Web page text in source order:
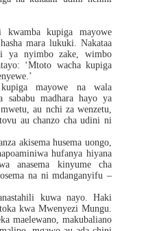
kwamba kupiga mayowe
mara lukuki. Nakataa
ya nyimbo zake, wimbo
‘Mtoto wacha kupiga
kupiga mayowe na wala
sababu madhara hayo ya
au nchi za wenzetu,
au chanzo cha udini ni
akisema husema uongo,
hufanya hiyana
anasema kinyume cha
na ni mdanganyifu –
kuwa nayo. Haki
kwa Mwenyezi Mungu.
maelewano, makubaliano